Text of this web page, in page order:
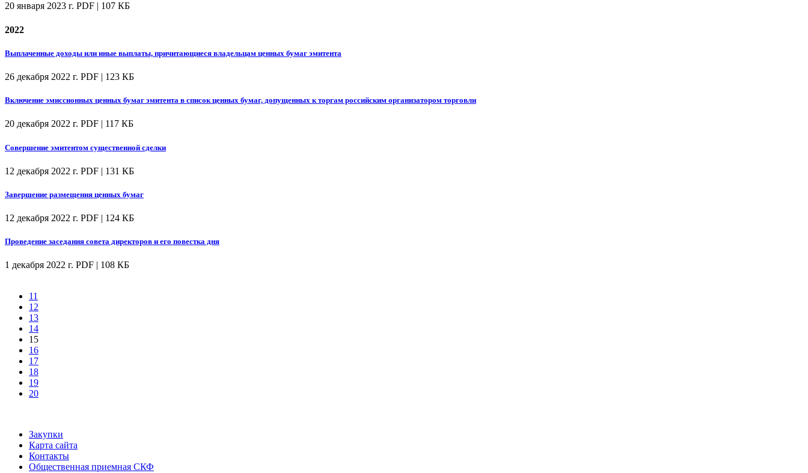
20 января 2023 г. PDF | 107 КБ
2022
Выплаченные доходы или иные выплаты, причитающиеся владельцам ценных бумаг эмитента
26 декабря 2022 г. PDF | 123 КБ
Включение эмиссионных ценных бумаг эмитента в список ценных бумаг, допущенных к торгам российским организатором торговли
20 декабря 2022 г. PDF | 117 КБ
Совершение эмитентом существенной сделки
12 декабря 2022 г. PDF | 131 КБ
Завершение размещения ценных бумаг
12 декабря 2022 г. PDF | 124 КБ
Проведение заседания совета директоров и его повестка дня
1 декабря 2022 г. PDF | 108 КБ
11
12
13
14
15
16
17
18
19
20
Закупки
Карта сайта
Контакты
Общественная приемная СКФ